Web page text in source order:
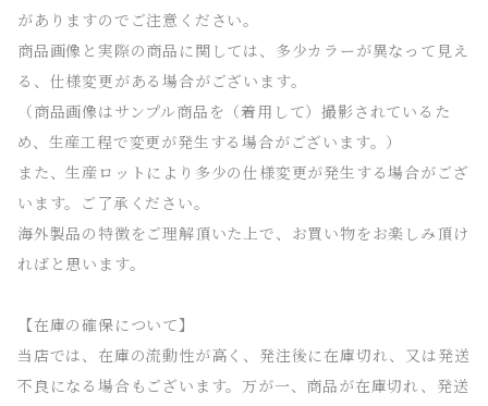
がありますのでご注意ください。
商品画像と実際の商品に関しては、多少カラーが異なって見え
る、仕様変更がある場合がございます。
（商品画像はサンプル商品を（着用して）撮影されているた
め、生産工程で変更が発生する場合がございます。）
また、生産ロットにより多少の仕様変更が発生する場合がござ
います。ご了承ください。
海外製品の特徴をご理解頂いた上で、お買い物をお楽しみ頂け
ればと思います。
【在庫の確保について】
当店では、在庫の流動性が高く、発注後に在庫切れ、又は発送
不良になる場合もございます。万が一、商品が在庫切れ、発送